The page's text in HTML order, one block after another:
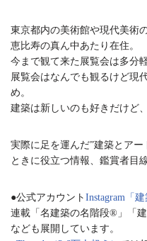
東京都内の美術館や現代美術
恵比寿の真ん中あたり在住。
今まで観て来た展覧会は多分軽
展覧会はなんでも観るけど現
め。
建築は新しいのも好きだけど
実際に足を運んだ”建築とアー
ときに役立つ情報、鑑賞者目
●公式アカウント Instagram「
連載「名建築の名階段®︎」「
なども展開しています。